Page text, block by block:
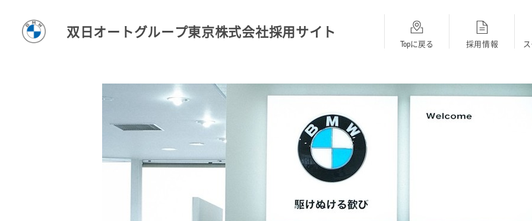
双日オートグループ東京株式会社採用サイト
Topに戻る
採用Topに戻る
採用Topに戻る
採用情報